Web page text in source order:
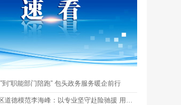
到“职能部门陪跑” 包头政务服务暖企前行
内蒙古自治区道德模范李海峰：以专业坚守赴险驰援 用志愿微光点亮希望